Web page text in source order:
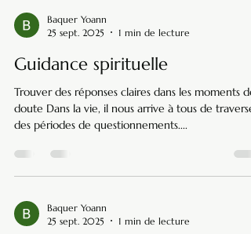
Baquer Yoann
25 sept. 2025
1 min de lecture
Guidance spirituelle
Trouver des réponses claires dans les moments de
doute Dans la vie, il nous arrive à tous de traverser
des périodes de questionnements....
Baquer Yoann
25 sept. 2025
1 min de lecture